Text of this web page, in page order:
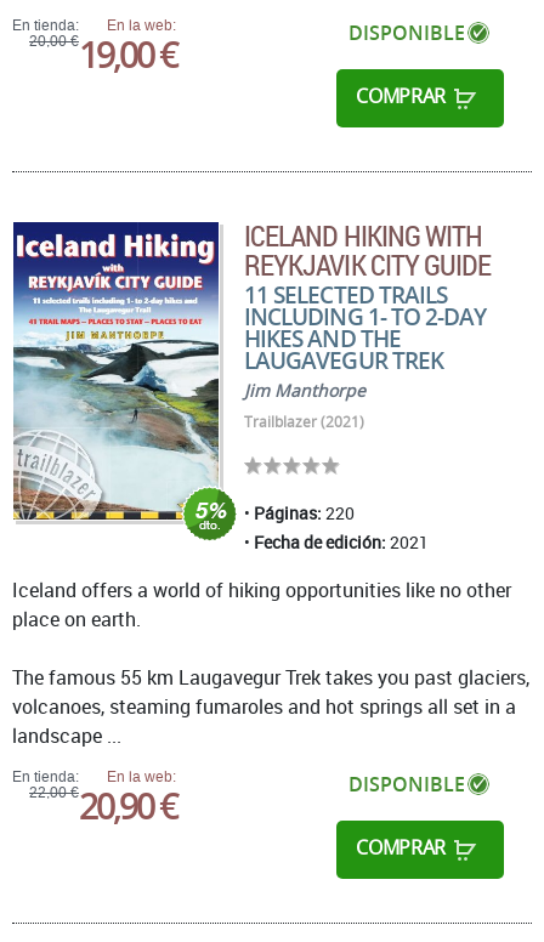
En tienda:
20,00 €
En la web:
19,00 € DISPONIBLE
COMPRAR
ICELAND HIKING WITH
REYKJAVIK CITY GUIDE
11 SELECTED TRAILS
INCLUDING 1- TO 2-DAY
HIKES AND THE
LAUGAVEGUR TREK
Jim Manthorpe
Trailblazer (2021)
Páginas: 220
Fecha de edición: 2021
En tienda:
22,00 €
En la web:
20,90 € DISPONIBLE
COMPRAR
Iceland offers a world of hiking opportunities like no other
place on earth.
The famous 55 km Laugavegur Trek takes you past glaciers,
volcanoes, steaming fumaroles and hot springs all set in a
landscape ...